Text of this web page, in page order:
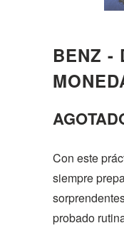
BENZ -
Con este
siempre
probado